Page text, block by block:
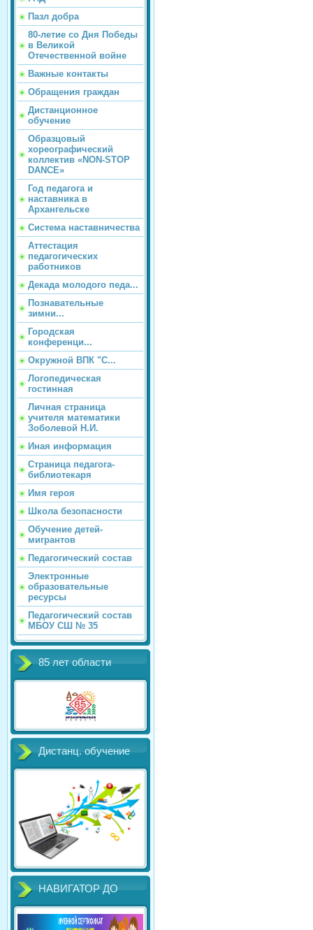
Пазл добра
80-летие со Дня Победы
в Великой
Отечественной войне
Важные контакты
Обращения граждан
Дистанционное
обучение
Образцовый
хореографический
коллектив «NON-STOP
DANCE»
Год педагога и
наставника в
Архангельске
Система наставничества
Аттестация
педагогических
работников
Декада молодого педа...
Познавательные
зимни...
Городская
конференци...
Окружной ВПК "С...
Логопедическая
гостинная
Личная страница
учителя математики
Зоболевой Н.И.
Иная информация
Страница педагога-
библиотекаря
Имя героя
Школа безопасности
Обучение детей-
мигрантов
Педагогический состав
Электронные
образовательные
ресурсы
Педагогический состав
МБОУ СШ № 35
85 лет области
Дистанц. обучение
НАВИГАТОР ДО